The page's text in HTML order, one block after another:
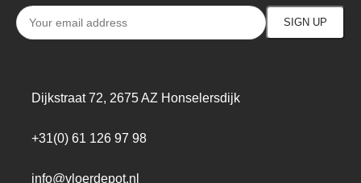
Dijkstraat 72, 2675 AZ Honselersdijk
+31(0) 61 126 97 98
info@vloerdepot.nl